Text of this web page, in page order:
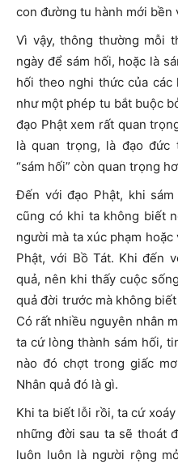
con đường tu hành mới bền
Vì vậy, thông thường mỗi
ngày để sám hối, hoặc là
hối theo nghi thức của các
như một phép tu bắt buộc
đạo Phật xem rất quan
là quan trọng, là đạo
“sám hối” còn quan trọng
Đến với đạo Phật, khi
cũng có khi ta không biết
người mà ta xúc phạm
Phật, với Bồ Tát. Khi đến
quả, nên khi thấy cuộc
quả đời trước mà không
Có rất nhiều nguyên nhân
ta cứ lòng thành sám hối,
nào đó chợt trong giấc
Nhân quả đó là gì.
Khi ta biết lỗi rồi, ta cứ
những đời sau ta sẽ thoát
luôn luôn là người rộng